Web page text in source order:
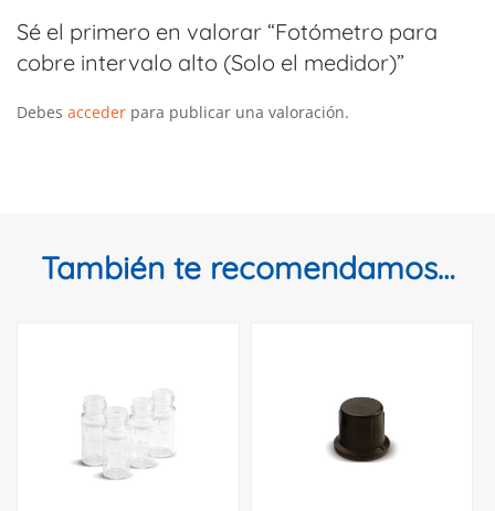
Sé el primero en valorar “Fotómetro para
cobre intervalo alto (Solo el medidor)”
Debes acceder para publicar una valoración.
También te recomendamos…